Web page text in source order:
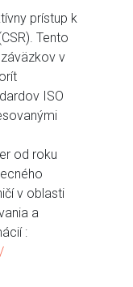
prístup k
Tento
v
ISO
od roku
v oblasti
a
: